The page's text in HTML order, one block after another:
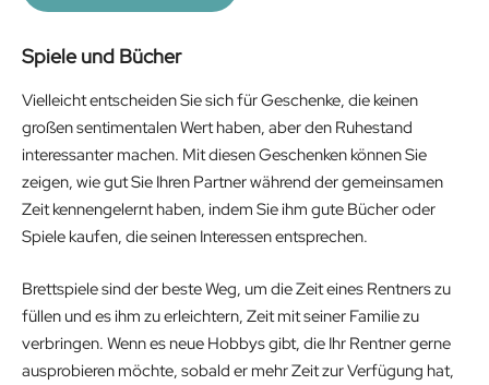
Spiele und Bücher
Vielleicht entscheiden Sie sich für Geschenke, die keinen
großen sentimentalen Wert haben, aber den Ruhestand
interessanter machen. Mit diesen Geschenken können Sie
zeigen, wie gut Sie Ihren Partner während der gemeinsamen
Zeit kennengelernt haben, indem Sie ihm gute Bücher oder
Spiele kaufen, die seinen Interessen entsprechen.
Brettspiele sind der beste Weg, um die Zeit eines Rentners zu
füllen und es ihm zu erleichtern, Zeit mit seiner Familie zu
verbringen. Wenn es neue Hobbys gibt, die Ihr Rentner gerne
ausprobieren möchte, sobald er mehr Zeit zur Verfügung hat,